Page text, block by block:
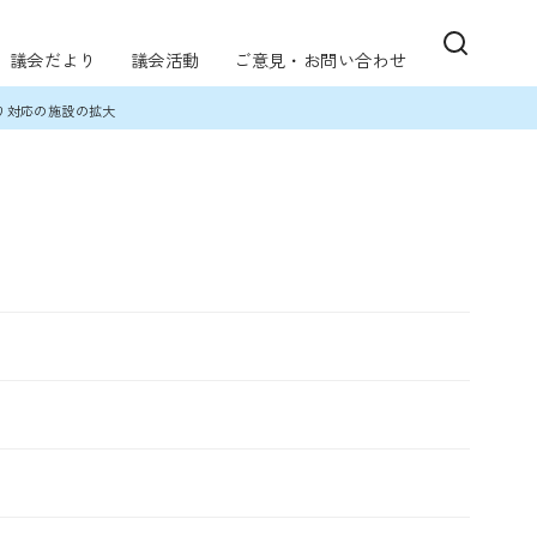
議会だより 議会活動 ご意見・お問い合わせ
対応の施設の拡大